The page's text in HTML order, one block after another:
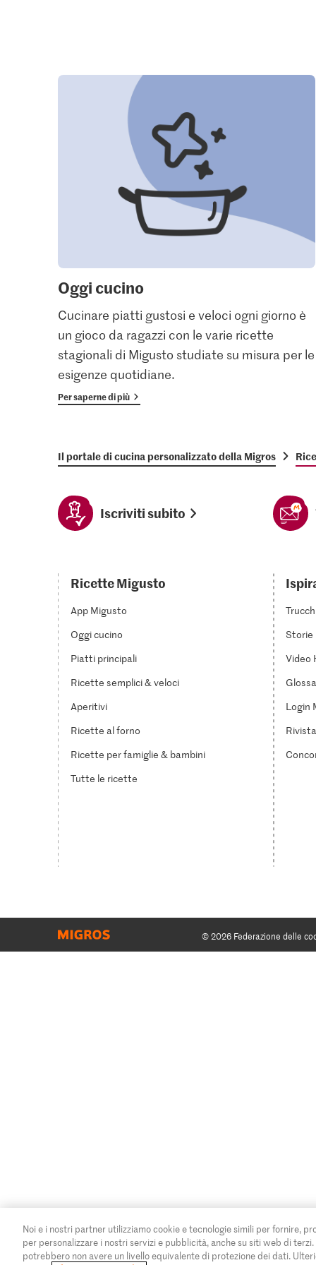
Oggi cucino
Cucinare piatti gustosi e veloci ogni giorno è
un gioco da ragazzi con le varie ricette
stagionali di Migusto studiate su misura per le
esigenze quotidiane.
Per saperne di più
Il portale di cucina personalizzato della Migros
Iscriviti subito
Ricette Migusto
App Migusto
Oggi cucino
Piatti principali
Ricette semplici & veloci
Aperitivi
Ricette al forno
Ricette per famiglie & bambini
Tutte le ricette
Storie
Video
Login
© 2026 Federazione delle
Noi e i nostri partner utilizziamo cookie e tecnologie simili per fornire,
per personalizzare i nostri servizi e pubblicità, anche su siti web di
potrebbero non avere un livello equivalente di protezione dei dati.